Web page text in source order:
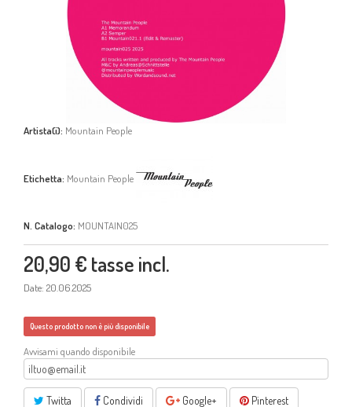
Artista(i): Mountain People
Etichetta: Mountain People
N. Catalogo: MOUNTAIN025
20,90 € tasse incl.
Date: 20.06.2025
Questo prodotto non è più disponibile
Avvisami quando disponibile
Twitta Condividi Google+ Pinterest